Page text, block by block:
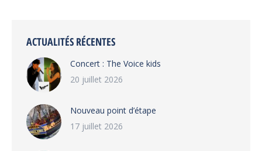
ACTUALITÉS RÉCENTES
Concert : The Voice kids
20 juillet 2026
Nouveau point d’étape
17 juillet 2026